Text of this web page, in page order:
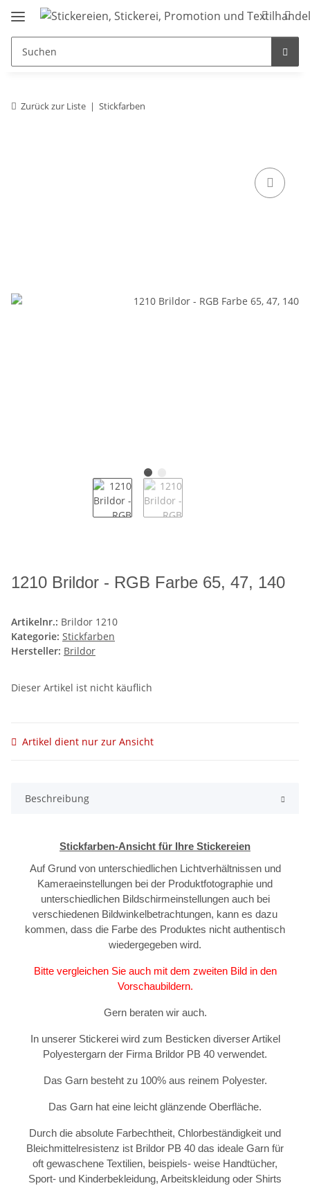
Zurück zur Liste Stickfarben
1210 Brildor - RGB Farbe 65, 47, 140
Artikelnr.: Brildor 1210
Kategorie: Stickfarben
Hersteller: Brildor
Dieser Artikel ist nicht käuflich
Artikel dient nur zur Ansicht
Beschreibung
Stickfarben-Ansicht für Ihre Stickereien
Auf Grund von unterschiedlichen Lichtverhältnissen und
Kameraeinstellungen bei der Produktfotographie und
unterschiedlichen Bildschirmeinstellungen auch bei
verschiedenen Bildwinkelbetrachtungen, kann es dazu
kommen, dass die Farbe des Produktes nicht authentisch
wiedergegeben wird.
Bitte vergleichen Sie auch mit dem zweiten Bild in den
Vorschaubildern.
Gern beraten wir auch.
In unserer Stickerei wird zum Besticken diverser Artikel
Polyestergarn der Firma Brildor PB 40 verwendet.
Das Garn besteht zu 100% aus reinem Polyester.
Das Garn hat eine leicht glänzende Oberfläche.
Durch die absolute Farbechtheit, Chlorbeständigkeit und
Bleichmittelresistenz ist Brildor PB 40 das ideale Garn für
oft gewaschene Textilien, beispiels- weise Handtücher,
Sport- und Kinderbekleidung, Arbeitskleidung oder Shirts